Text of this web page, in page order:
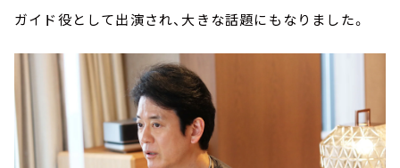
ガイド役として出演され、大きな話題にもなりました。